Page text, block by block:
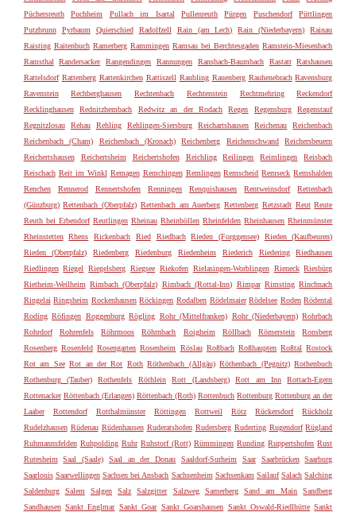
Püchersreuth
Puchheim Pullach im Isartal Pullenreuth Pürgen Puschendorf
Püttlingen
Putzbrunn
Pyrbaum Quierschied Radolfzell Rain (am Lech) Rain (Niederbayern)
Rainau
Raisting Raitenbuch Ramerberg Rammingen Ramsau bei Berchtesgaden Ramstein-Miesenbach
Ramsthal
Randersacker Rangendingen Rannungen Ransbach-Baumbach Rastatt
Ratshausen
Rattelsdorf Rattenberg Rattenkirchen Rattiszell Raubling Rauenberg Rauhenebrach Ravensburg
Ravenstein
Rechberghausen Rechtenbach Rechtenstein Rechtmehring
Reckendorf
Recklinghausen
Rednitzhembach Redwitz an der Rodach Regen Regensburg
Regenstauf
Regnitzlosau
Rehau Rehling Rehlingen-Siersburg Reichartshausen Reichenau
Reichenbach
Reichenbach (Cham)
Reichenbach (Kronach) Reichenberg Reichenschwand
Reichersbeuern
Reichertshausen
Reichertsheim Reichertshofen Reichling Reilingen Reimlingen
Reisbach
Reischach Reit im Winkl Remagen Remchingen Remlingen Remscheid Remseck Remshalden
Renchen
Rennerod Rennertshofen Renningen Renquishausen Rentweinsdorf
Rettenbach
(Günzburg) Rettenbach (Oberpfalz) Rettenbach am Auerberg Rettenberg Retzstadt Reut Reute
Reuth bei Erbendorf Reutlingen Rheinau Rheinböllen Rheinfelden Rheinhausen Rheinmünster
Rheinstetten
Rhens Rickenbach Ried Riedbach Rieden (Forggensee)
Rieden (Kaufbeuren)
Rieden (Oberpfalz)
Riedenberg Riedenburg Riedenheim Riederich Riedering
Riedhausen
Riedlingen Riegel Riegelsberg Riegsee Riekofen Rielasingen-Worblingen Rieneck Riesbürg
Rietheim-Weilheim Rimbach (Oberpfalz) Rimbach (Rottal-Inn) Rimpar Rimsting Rinchnach
Ringelai Ringsheim Rockenhausen Röckingen Rodalben Rödelmaier Rödelsee Roden Rödental
Roding Röfingen Roggenburg Rögling Rohr (Mittelfranken) Rohr (Niederbayern) Rohrbach
Rohrdorf
Rohrenfels Röhrmoos Röhrnbach Roigheim Röllbach Römerstein
Ronsberg
Rosenberg Rosenfeld Rosengarten Rosenheim Röslau Roßbach Roßhaupten Roßtal Rostock
Rot am See Rot an der Rot Roth Röthenbach (Allgäu) Röthenbach (Pegnitz) Rothenbuch
Rothenburg (Tauber)
Rothenfels Röthlein Rott (Landsberg) Rott am Inn
Rottach-Egern
Rottenacker Röttenbach (Erlangen) Röttenbach (Roth) Rottenbuch Rottenburg Rottenburg an der
Laaber
Rottendorf Rotthalmünster Röttingen Rottweil Rötz Rückersdorf
Rückholz
Rudelzhausen Rüdenau Rüdenhausen Ruderatshofen Rudersberg Ruderting Rugendorf Rügland
Ruhmannsfelden Ruhpolding Ruhr Ruhstorf (Rott) Rümmingen Runding Ruppertshofen Rust
Rutesheim
Saal (Saale) Saal an der Donau Saaldorf-Surheim Saar Saarbrücken
Saarburg
Saarlouis Saarwellingen Sachsen bei Ansbach Sachsenheim Sachsenkam Sailauf Salach Salching
Saldenburg
Salem Salgen Salz Salzgitter Salzweg Samerberg Sand am Main
Sandberg
Sandhausen Sankt Englmar Sankt Goar Sankt Goarshausen Sankt Oswald-Riedlhütte Sankt